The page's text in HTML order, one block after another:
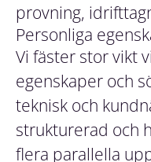
provning,
Personliga
Vi fäster stor vikt
egenskaper och
teknisk och
strukturerad och
flera parallella